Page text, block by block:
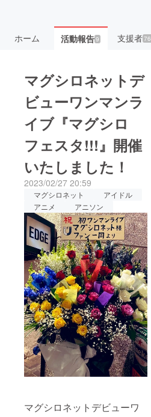
ホーム 活動報告9 支援者76
マグシロネットデ
ビューワンマンラ
イブ『マグシロ
フェスタ!!!』開催
いたしました！
2023/02/27 20:59
マグシロネット
アイドル
アニメ
アニソン
マグシロネットデビューワ